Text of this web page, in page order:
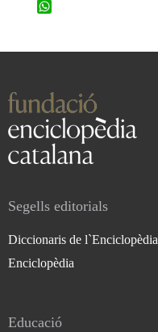
Segells editorials
Diccionaris de l`Enciclopèdia
Enciclopèdia
Educació